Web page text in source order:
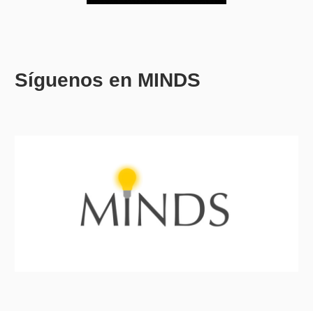
Síguenos en MINDS